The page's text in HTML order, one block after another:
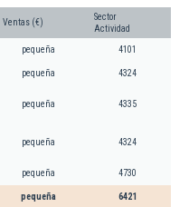
Ventas (€)
Sector
Actividad
pequeña 4101
pequeña 4324
pequeña 4335
pequeña 4324
pequeña 4730
pequeña 6421